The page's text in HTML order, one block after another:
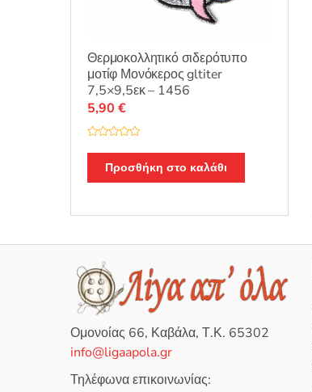
Θερμοκολλητικό σιδερότυπο
μοτίφ Μονόκερος gltiter
7,5×9,5εκ – 1456
α
ο
γ
η
μ
ε
0
α
π
5
5,90 €
Προσθήκη στο καλάθι
Ομονοίας 66, Καβάλα, Τ.Κ. 65302
info@ligaapola.gr
Τηλέφωνα επικοινωνίας: